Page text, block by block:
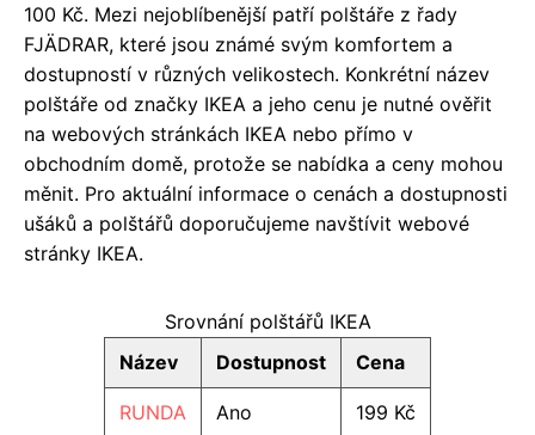
100 Kč. Mezi nejoblíbenější patří polštáře z řady
FJÄDRAR, které jsou známé svým komfortem a
dostupností v různých velikostech. Konkrétní název
polštáře od značky IKEA a jeho cenu je nutné ověřit
na webových stránkách IKEA nebo přímo v
obchodním domě, protože se nabídka a ceny mohou
měnit. Pro aktuální informace o cenách a dostupnosti
ušáků a polštářů doporučujeme navštívit webové
stránky IKEA.
Srovnání polštářů IKEA
Název
Dostupnost Cena
RUNDA Ano 199 Kč